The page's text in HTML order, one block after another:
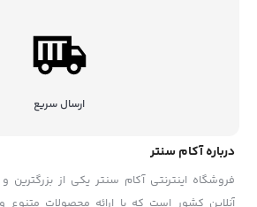
ارسال سریع
درباره آکام سنتر
فروشگاه اینترنتی آکام سنتر یکی از بزرگترین
آنلاین کشور است که با ارائه محصولات متنوع